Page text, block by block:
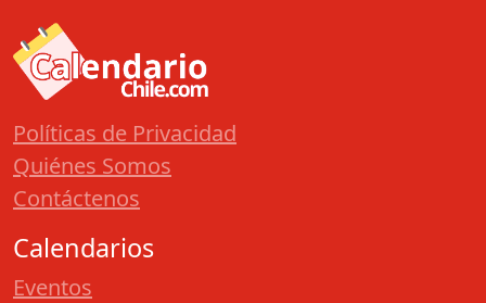
Políticas de Privacidad
Quiénes Somos
Contáctenos
Calendarios
Eventos